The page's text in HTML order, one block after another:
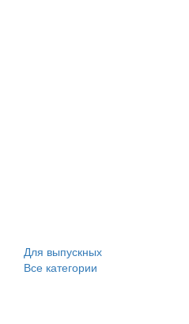
Для выпускных
Все категории